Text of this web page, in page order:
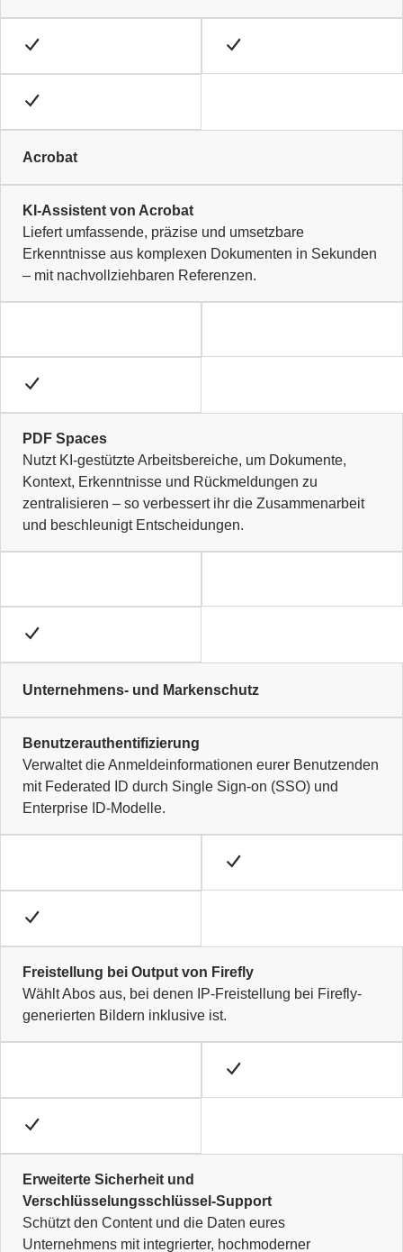
Acrobat
KI-Assistent von Acrobat
Liefert umfassende, präzise und umsetzbare
Erkenntnisse aus komplexen Dokumenten in Sekunden
– mit nachvollziehbaren Referenzen.
PDF Spaces
Nutzt KI-gestützte Arbeitsbereiche, um Dokumente,
Kontext, Erkenntnisse und Rückmeldungen zu
zentralisieren – so verbessert ihr die Zusammenarbeit
und beschleunigt Entscheidungen.
Unternehmens- und Markenschutz
Benutzerauthentifizierung
Verwaltet die Anmeldeinformationen eurer Benutzenden
mit Federated ID durch Single Sign-on (SSO) und
Enterprise ID-Modelle.
Freistellung bei Output von Firefly
Wählt Abos aus, bei denen IP-Freistellung bei Firefly-
generierten Bildern inklusive ist.
Erweiterte Sicherheit und
Verschlüsselungsschlüssel-Support
Schützt den Content und die Daten eures
Unternehmens mit integrierter, hochmoderner